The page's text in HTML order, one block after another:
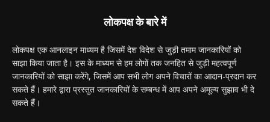
लोकपक्ष के बारे में
लोकपक्ष एक आनलाइन माध्यम है जिसमें देश विदेश से जुड़ी तमाम जानकारियों को
साझा किया जाता है। इस के माध्यम से हम लोगों तक जनहित से जुड़ी महत्वपूर्ण
जानकारियों को साझा करेंगे, जिसमें आप सभी लोग अपने विचारों का आदान-प्रदान कर
सकते हैं। हमारे द्वारा प्रस्तुत जानकारियों के सम्बन्ध में आप अपने अमूल्य सुझाव भी दे
सकते हैं।